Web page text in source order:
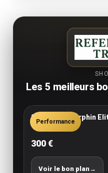
Les 5 meilleurs
Performance
Saucony Endorphin
300 €
Voir le bon plan→